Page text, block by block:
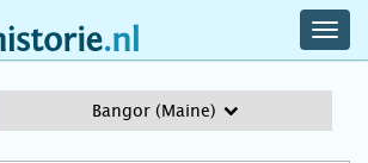
Bangor (Maine)